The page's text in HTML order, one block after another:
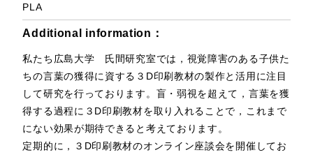
PLA
Additional information：
私たち広島大学 氏間研究室では，視覚障害のある子供た
ちの言葉の獲得に資する３D印刷教材の製作と活用に注目
して研究を行っております。盲・弱視を超えて，言葉を獲
得する過程に３D印刷教材を取り入れることで，これまで
にない効果が期待できると考えております。
定期的に，３D印刷教材のオンライン座談会を開催してお